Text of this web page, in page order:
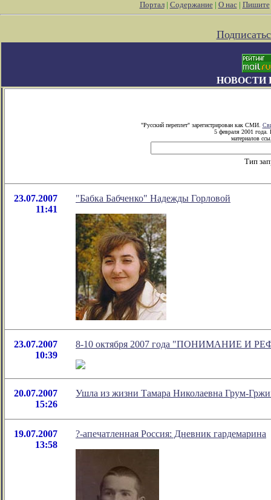
Портал| Содержание| О нас| Пишите
НОВОСТИ
"Русский переплет" зарегистрирован как СМИ.
5 февраля 2001 года.
материалов
Тип
23.07.2007
11:41
"Бабка Бабченко" Надежды Горловой
23.07.2007
10:39
8-10 октября 2007 года "ПОНИМАНИЕ
20.07.2007
15:26
Ушла из жизни Тамара Николаевна Грум-
19.07.2007
13:58
?-апечатленная Россия: Дневник гардемарина